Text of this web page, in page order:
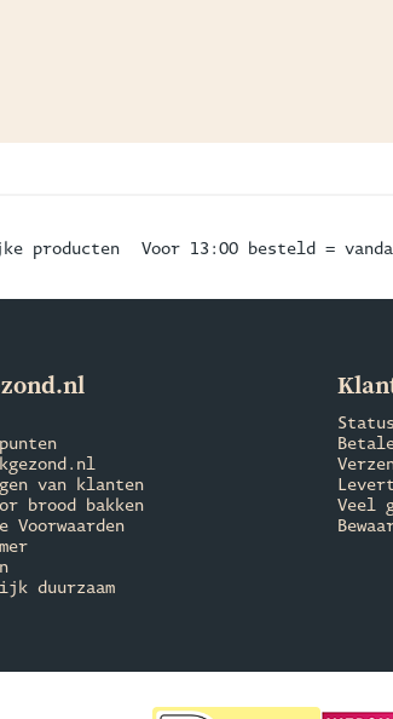
producten Voor 13:00 besteld =
van klanten
brood bakken
Voorwaarden
duurzaam
Veel